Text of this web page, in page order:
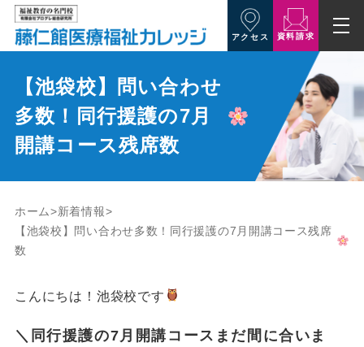
アクセス 資料請求
【池袋校】問い合わせ
多数！同行援護の7月
開講コース残席数
ホーム
新着情報
【池袋校】問い合わせ多数！同行援護の7月開講コース残席
数
こんにちは！池袋校です
＼同行援護の7月開講コースまだ間に合いま